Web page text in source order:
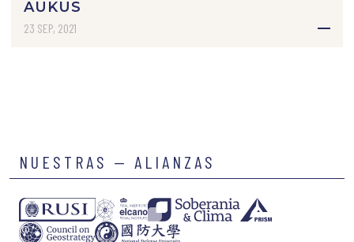
AUKUS
23 SEP, 2021
NUESTRAS — ALIANZAS